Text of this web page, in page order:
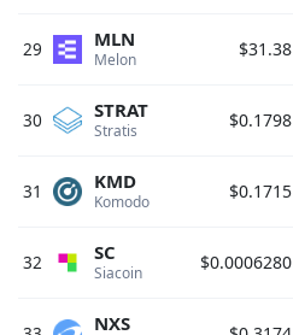
29 Melon
MLN $31.38
30 Stratis
STRAT $0.1798
31 Komodo
KMD $0.1715
32 Siacoin
SC $0.0006280
NXS